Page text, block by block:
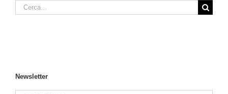
Cerca
per:
Newsletter